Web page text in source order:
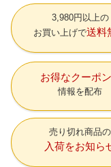
3,980円以上の
お買い上げで送料
お得なクーポン
情報を配布
売り切れ商品の
入荷をお知ら